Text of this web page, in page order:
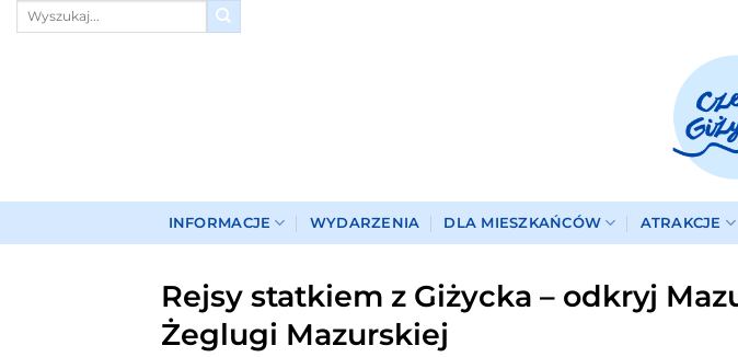
Przewiń
INFORMACJE WYDARZENIA DLA MIESZKAŃCÓW ATRAKCJE
Rejsy statkiem z Giżycka – odkryj
Żeglugi Mazurskiej